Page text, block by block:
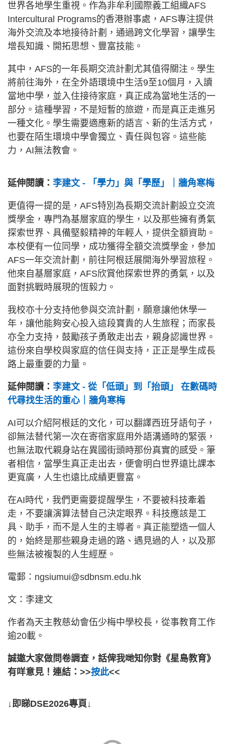
世界各地學生重視。作為非牟利國際義工組織AFS
Intercultural Programs的香港辦事處，AFS專注提供
海外交流及本地接待計劃，通過跨文化學習，讓學生
增長知識、開拓思想、豐富技能。
其中，AFS的一年長期交流計劃尤其值得關注。學生
將前往海外，在全外語環境中生活9至10個月，入讀
當地中學，並入住接待家庭，真正成為當地生活的一
部分。這種學習，不是短暫的旅遊，而是真正走進另
一種文化。學生需要適應新的語言、新的生活方式，
也要在陌生環境中學會獨立、責任與包容。這些能
力，AI無法教會。
延伸閱讀： 李建文 - 「學力」與「學歷」｜牆角寒梅
更值得一提的是，AFS特別為長期交流計劃設立交流
獎學金，專門為基層家庭的學生，以及那些擁有勇氣
探索世界、具備堅毅精神的年輕人，提供全額資助。
本校便有一位同學，成功獲得全額交流獎學金，參加
AFS一年交流計劃，前往阿根廷展開海外學習旅程。
他來自基層家庭，AFS欣賞他探索世界的勇氣，以及
面對挑戰時展現的恆毅力。
我校亦十分支持他參與交流計劃，願意讓他休學一
年，讓他能夠安心投入這段寶貴的人生旅程；而家長
亦全力支持，鼓勵孩子勇敢走出去，親身認識世界。
這份來自學校與家庭的信任與支持，正正是學生成長
路上最重要的力量。
延伸閱讀： 李建文 - 從「低頭」到「抬頭」 在數碼時
代尋找生活的重心｜牆角寒梅
AI可以介紹阿根廷的文化，可以翻譯西班牙語句子，
卻無法替代第一次在寄宿家庭用外語溝通時的緊張，
也無法取代親身站在異國街頭時那份真實的感受。筆
者相信，當學生真正走出去，便會明白世界遠比課本
更寬廣，人生也遠比成績更豐富。
在AI時代，我們更需要提醒學生，不要被科技牽着
走，不要讓演算法替自己決定眼界。科技應該是工
具、助手，而不是人生的主導者。真正能塑造一個人
的，始終是那些親身走過的路、遇見過的人，以及那
些無法被複製的人生經歷。
電郵： ngsiumui@sdbnsm.edu.hk
文：李建文
作者為天主教慈幼會伍少梅中學校長，從事教育工作
逾20載。
誠邀大家做問卷調查，話俾我哋知你對《星島教育》
有咩意見！連結：>>按此<<
↓即睇DSE2026專頁↓